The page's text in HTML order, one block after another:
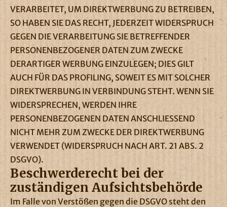
VERARBEITET, UM DIREKTWERBUNG ZU BETREIBEN,
SO HABEN SIE DAS RECHT, JEDERZEIT WIDERSPRUCH
GEGEN DIE VERARBEITUNG SIE BETREFFENDER
PERSONENBEZOGENER DATEN ZUM ZWECKE
DERARTIGER WERBUNG EINZULEGEN; DIES GILT
AUCH FÜR DAS PROFILING, SOWEIT ES MIT SOLCHER
DIREKTWERBUNG IN VERBINDUNG STEHT. WENN SIE
WIDERSPRECHEN, WERDEN IHRE
PERSONENBEZOGENEN DATEN ANSCHLIESSEND
NICHT MEHR ZUM ZWECKE DER DIREKTWERBUNG
VERWENDET (WIDERSPRUCH NACH ART. 21 ABS. 2
DSGVO).
Beschwerde­recht bei der
zuständigen Aufsichts­behörde
Im Falle von Verstößen gegen die DSGVO steht den